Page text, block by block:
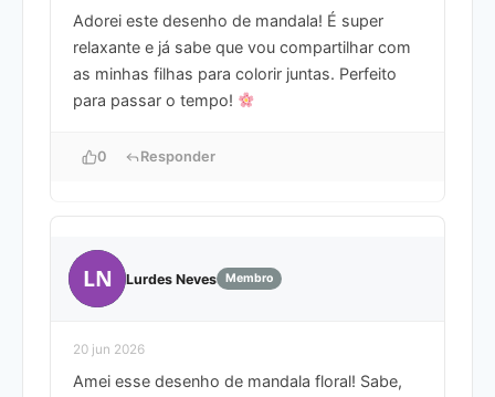
Adorei este desenho de mandala! É super
relaxante e já sabe que vou compartilhar com
as minhas filhas para colorir juntas. Perfeito
para passar o tempo!
0 Responder
LN Lurdes Neves Membro
20 jun 2026
Amei esse desenho de mandala floral! Sabe,